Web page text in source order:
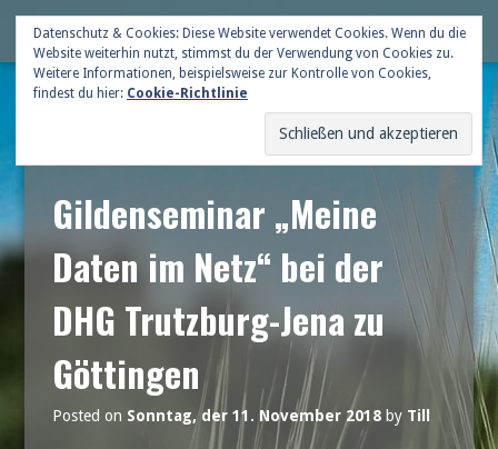
Skip
content
Deutsche Gildenschaft
Gildenseminar „Meine
Daten im Netz“ bei der
DHG Trutzburg-Jena zu
Göttingen
Posted on Sonntag, der 11. November 2018by Till
Datenschutz & Cookies: Diese Website verwendet Cookies. Wenn du die
Website weiterhin nutzt, stimmst du der Verwendung von Cookies zu.
Weitere Informationen, beispielsweise zur Kontrolle von Cookies,
findest du hier: Cookie-Richtlinie